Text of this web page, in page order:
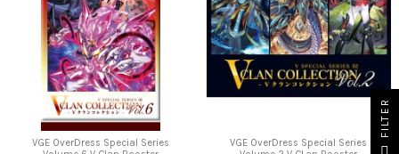
VGE OverDress Special Series
VGE OverDress Special Series
FILTER